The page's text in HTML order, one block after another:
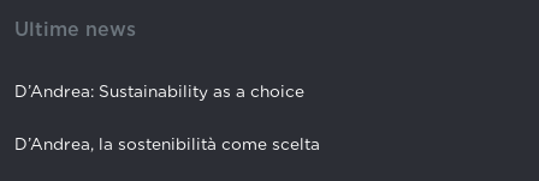
Ultime news
D’Andrea: Sustainability as a choice
D’Andrea, la sostenibilità come scelta